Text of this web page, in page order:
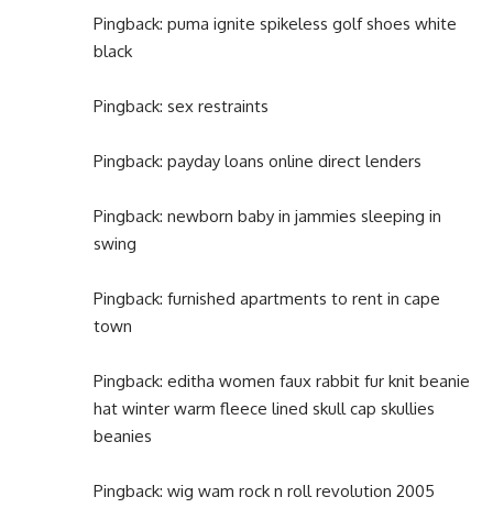
Pingback: puma ignite spikeless golf shoes white
black
Pingback: sex restraints
Pingback: payday loans online direct lenders
Pingback: newborn baby in jammies sleeping in
swing
Pingback: furnished apartments to rent in cape
town
Pingback: editha women faux rabbit fur knit beanie
hat winter warm fleece lined skull cap skullies
beanies
Pingback: wig wam rock n roll revolution 2005